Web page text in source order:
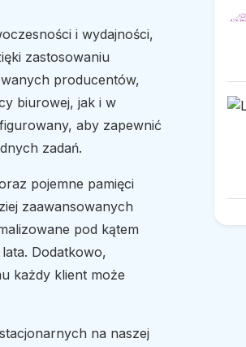
i wydajności,
zastosowaniu
producentów,
biurowej, jak i w
aby zapewnić
zadań.
pojemne pamięci
zaawansowanych
pod kątem
Dodatkowo,
każdy klient może
na naszej